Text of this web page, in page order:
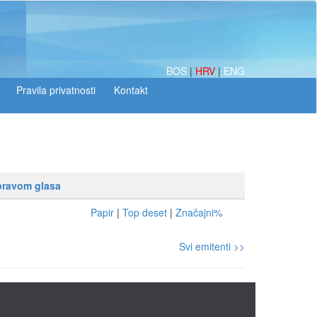
BOS | HRV | ENG
glasa
Papir | Top deset | Značajni%
Svi emitenti >>